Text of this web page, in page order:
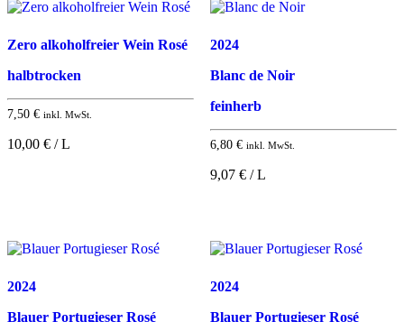
Zero alkoholfreier Wein Rosé
halbtrocken
7,50 € inkl. MwSt.
10,00 € / L
2024
Blanc de Noir
feinherb
6,80 € inkl. MwSt.
9,07 € / L
2024
Blauer Portugieser Rosé
2024
Blauer Portugieser Rosé